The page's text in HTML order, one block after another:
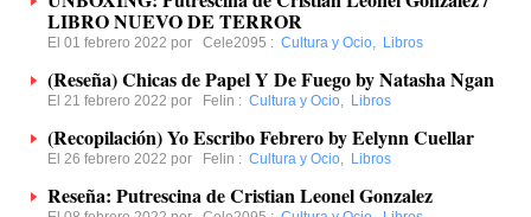
LIBRO NUEVO DE TERROR
El 01 febrero 2022 por Cele2095 : Cultura y Ocio, Libros
(Reseña) Chicas de Papel Y De Fuego by Natasha Ngan
El 21 febrero 2022 por Felin : Cultura y Ocio, Libros
(Recopilación) Yo Escribo Febrero by Eelynn Cuellar
El 26 febrero 2022 por Felin : Cultura y Ocio, Libros
Reseña: Putrescina de Cristian Leonel Gonzalez